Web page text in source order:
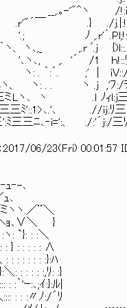
ヽ /!:i: :ｉ
j.|:!:.:j三!三ﾐ}
ﾉ ,.r'´.Pl;!::.j
,_ ,.r ﾞ.j {)l::.:;'
, ,. '´ /1 ｈ!::ﾘ､
. ｀:´. ;' | iV::/ﾘ
ヽ: . . ヽ .j ,'ﾌ:/ｦl
､ ヽ .ｌ ﾉｨl:j三
､.'､ .//ij:ﾘ三:i
､‐i=':、 ./:'´j:/三ﾘ
2017/06/23(Fri) 00:01:57
‐-､
､
ヽ.／¨＼
∨＼ }
: :＼
: : : : : ∧
: : : : :}:ﾊ
: : : : :,ﾘ: :}
'ｰ:､;ｲ:}:ﾙ|
: :〃ﾉ:/´ﾘ